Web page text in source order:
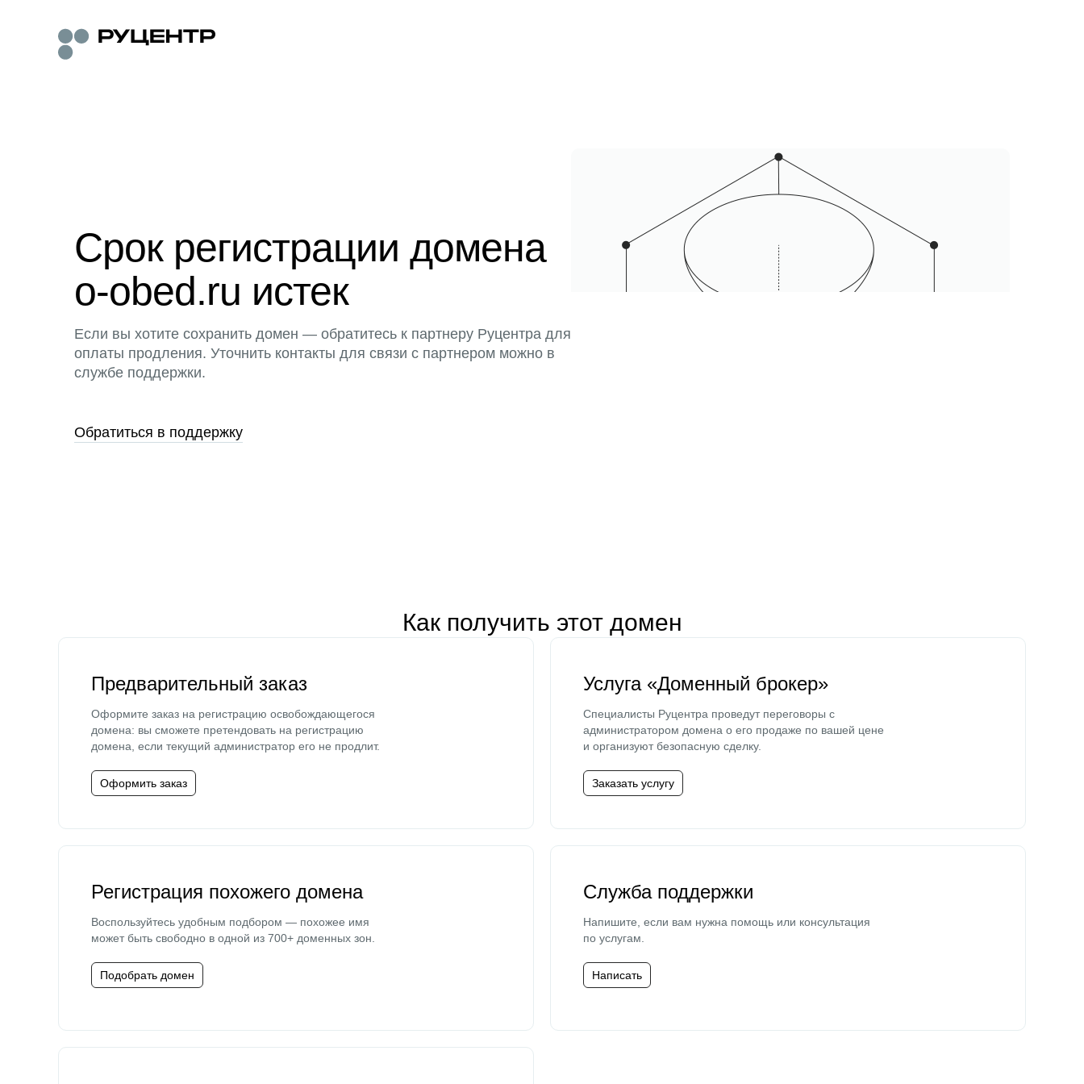
Срок регистрации домена
o-obed.ru истек
Если вы хотите сохранить домен — обратитесь к партнеру Руцентра для
оплаты продления. Уточнить контакты для связи с партнером можно в
службе поддержки.
Обратиться в поддержку
Как получить этот домен
Предварительный заказ
Оформите заказ на регистрацию освобождающегося
домена: вы сможете претендовать на регистрацию
домена, если текущий администратор его не продлит.
Оформить заказ
Услуга «Доменный брокер»
Специалисты Руцентра проведут переговоры с
администратором домена о его продаже по вашей цене
и организуют безопасную сделку.
Заказать услугу
Регистрация похожего домена
Воспользуйтесь удобным подбором — похожее имя
может быть свободно в одной из 700+ доменных зон.
Подобрать домен
Служба поддержки
Напишите, если вам нужна помощь или консультация
по услугам.
Написать